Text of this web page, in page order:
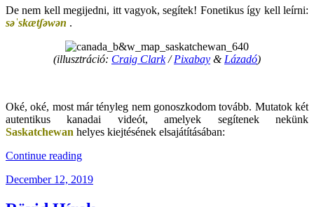
De nem kell megijedni, itt vagyok, segítek! Fonetikus így kell leírni:
səˈskætʃəwən .
(illusztráció: Craig Clark/Pixabay & Lázadó)
Oké, oké, most már tényleg nem gonoszkodom tovább. Mutatok két
autentikus kanadai videót, amelyek segítenek nekünk
Saskatchewan helyes kiejtésének elsajátításában:
Continue reading“Kanada
–
Posted
December 12, 2019